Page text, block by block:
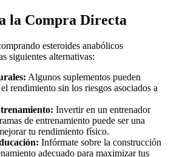
la Compra Directa
esteroides anabólicos
siguientes alternativas:
Algunos suplementos pueden
rendimiento sin los riesgos asociados a
Invertir en un entrenador
de entrenamiento puede ser una
tu rendimiento físico.
Infórmate sobre la construcción
adecuado para maximizar tus